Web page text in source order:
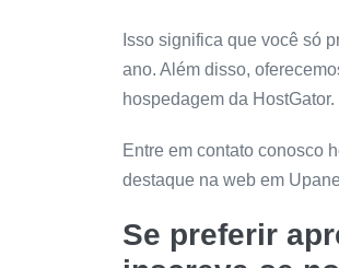
Isso significa que você só
ano. Além disso,
hospedagem da HostGator.
Entre em contato conosco
destaque na web em
Se preferir